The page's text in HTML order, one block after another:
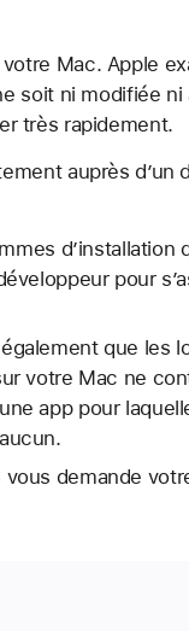
Mac. Apple
soit ni modifiée
très rapidement.
auprès d’un
d’installation
pour
que les
votre Mac ne
app pour
demande